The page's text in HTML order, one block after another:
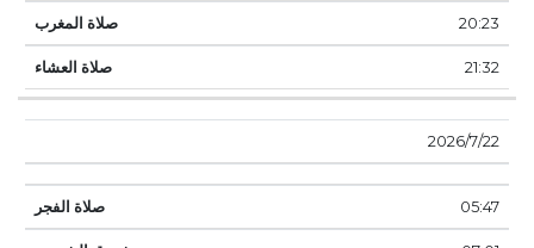
20:23
21:32
22‏‏/7‏‏/2026
05:47